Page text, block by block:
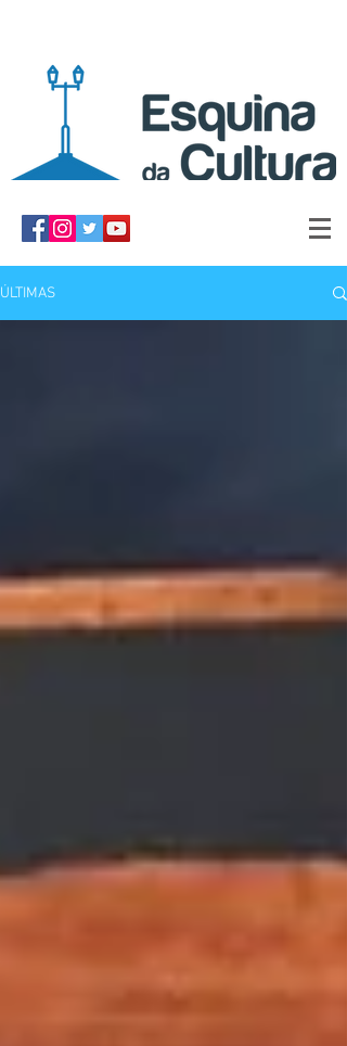
ÚLTIMAS